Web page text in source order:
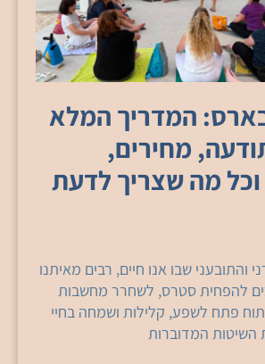
המדריך המלא
מחירים,
מה שצריך לדעת
והתובעני שבו אנו חיים, רבים מאיתנו
להפחית סטרס, לשחרר מחשבות
פתח לשפע, קלילות ושמחה בחיי
השיטות המדוברות